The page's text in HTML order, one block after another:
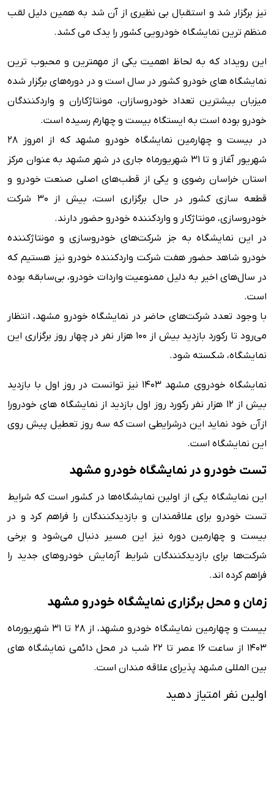
نیز برگزار شد و استقبال بی نظیری از آن شد به همین دلیل لقب
منظم ترین نمایشگاه خودرویی کشور را یدک می کشد.
این رویداد که به لحاظ اهمیت یکی از مهمترین و محبوب ترین
نمایشگاه های خودرو کشور در سال است و در دوره‌های برگزار شده
میزبان بیشترین تعداد خودروسازان، مونتاژکاران و واردکنندگان
خودرو بوده است به ایستگاه بیست و چهارم رسیده است.
در بیست و چهارمین نمایشگاه خودرو مشهد که از امروز ۲۸
شهریور آغاز و تا ۳۱ شهریورماه جاری در شهر مشهد به عنوان مرکز
استان خراسان رضوی و یکی از قطب‌های اصلی صنعت خودرو و
قطعه سازی کشور در حال برگزاری است، بیش از ۳۰ شرکت
خودروسازی، مونتاژکار و واردکننده خودرو حضور دارند.
در این نمایشگاه به جز شرکت‌های خودروسازی و مونتاژکننده
خودرو شاهد حضور هفت شرکت واردکننده خودرو نیز هستیم که
در سال‌های اخیر به دلیل ممنوعیت واردات خودرو، بی‌سابقه بوده
است.
با وجود تعدد شرکت‌های حاضر در نمایشگاه خودرو مشهد، انتظار
می‌رود تا رکورد بازدید بیش از ۱۰۰ هزار نفر در چهار روز برگزاری این
نمایشگاه، شکسته شود.
نمایشگاه خودروی مشهد 1403 نیز توانست در روز اول با بازدید
بیش از 12 هزار نفر رکورد روز اول بازدید از نمایشگاه های خودرورا
ازآن خود نماید این درشرایطی است که سه روز تعطیل پیش روی
این نمایشگاه است.
تست خودرو در نمایشگاه خودرو مشهد
این نمایشگاه یکی از اولین نمایشگاه‌ها در کشور است که شرایط
تست خودرو برای علاقمندان و بازدیدکنندگان را فراهم کرد و در
بیست و چهارمین دوره نیز این مسیر دنبال می‌شود و برخی
شرکت‌ها برای بازدیدکنندگان شرایط آزمایش خودروهای جدید را
فراهم کرده اند.
زمان و محل برگزاری نمایشگاه خودرو مشهد
بیست و چهارمین نمایشگاه خودرو مشهد، از ۲۸ تا ۳۱ شهریورماه
۱۴۰۳ از ساعت ۱۶ عصر تا ۲۲ شب در محل دائمی نمایشگاه های
بین المللی مشهد پذیرای علاقه مندان است.
اولین نفر امتیاز دهید